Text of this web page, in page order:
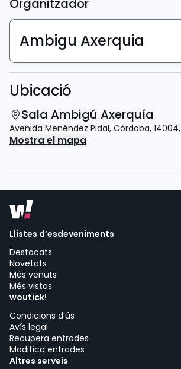
Organitzador
Ambigu Axerquia
Ubicació
Sala Ambigú Axerquía
Avenida Menéndez Pidal, Córdoba, 14004,
Mostra el mapa
Llistes d’esdeveniments
Destacats
Novetats
Més venuts
Més vistos
woutick!
Condicions d’ús
Avís legal
Recupera entrades
Modifica entrades
Altres serveis